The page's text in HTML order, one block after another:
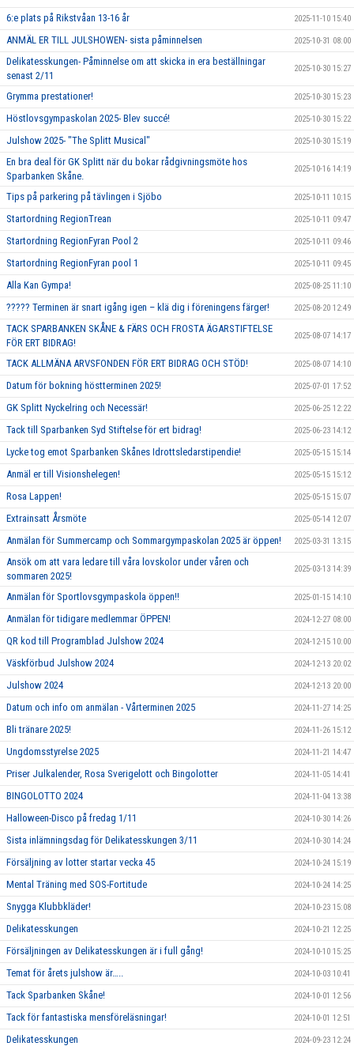
6:e plats på Rikstvåan 13-16 år 2025-11-10 15:40
ANMÄL ER TILL JULSHOWEN- sista påminnelsen 2025-10-31 08:00
Delikatesskungen- Påminnelse om att skicka in era beställningar
senast 2/11
2025-10-30 15:27
Grymma prestationer! 2025-10-30 15:23
Höstlovsgympaskolan 2025- Blev succé! 2025-10-30 15:22
Julshow 2025- "The Splitt Musical" 2025-10-30 15:19
En bra deal för GK Splitt när du bokar rådgivningsmöte hos
Sparbanken Skåne.
2025-10-16 14:19
Tips på parkering på tävlingen i Sjöbo 2025-10-11 10:15
Startordning RegionTrean 2025-10-11 09:47
Startordning RegionFyran Pool 2 2025-10-11 09:46
Startordning RegionFyran pool 1 2025-10-11 09:45
Alla Kan Gympa! 2025-08-25 11:10
????? Terminen är snart igång igen – klä dig i föreningens färger! 2025-08-20 12:49
TACK SPARBANKEN SKÅNE & FÄRS OCH FROSTA ÄGARSTIFTELSE
FÖR ERT BIDRAG!
2025-08-07 14:17
TACK ALLMÄNA ARVSFONDEN FÖR ERT BIDRAG OCH STÖD! 2025-08-07 14:10
Datum för bokning höstterminen 2025! 2025-07-01 17:52
GK Splitt Nyckelring och Necessär! 2025-06-25 12:22
Tack till Sparbanken Syd Stiftelse för ert bidrag! 2025-06-23 14:12
Lycke tog emot Sparbanken Skånes Idrottsledarstipendie! 2025-05-15 15:14
Anmäl er till Visionshelegen! 2025-05-15 15:12
Rosa Lappen! 2025-05-15 15:07
Extrainsatt Årsmöte 2025-05-14 12:07
Anmälan för Summercamp och Sommargympaskolan 2025 är öppen! 2025-03-31 13:15
Ansök om att vara ledare till våra lovskolor under våren och
sommaren 2025!
2025-03-13 14:39
Anmälan för Sportlovsgympaskola öppen!! 2025-01-15 14:10
Anmälan för tidigare medlemmar ÖPPEN! 2024-12-27 08:00
QR kod till Programblad Julshow 2024 2024-12-15 10:00
Väskförbud Julshow 2024 2024-12-13 20:02
Julshow 2024 2024-12-13 20:00
Datum och info om anmälan - Vårterminen 2025 2024-11-27 14:25
Bli tränare 2025! 2024-11-26 15:12
Ungdomsstyrelse 2025 2024-11-21 14:47
Priser Julkalender, Rosa Sverigelott och Bingolotter 2024-11-05 14:41
BINGOLOTTO 2024 2024-11-04 13:38
Halloween-Disco på fredag 1/11 2024-10-30 14:26
Sista inlämningsdag för Delikatesskungen 3/11 2024-10-30 14:24
Försäljning av lotter startar vecka 45 2024-10-24 15:19
Mental Träning med SOS-Fortitude 2024-10-24 14:25
Snygga Klubbkläder! 2024-10-23 15:08
Delikatesskungen 2024-10-21 12:25
Försäljningen av Delikatesskungen är i full gång! 2024-10-10 15:25
Temat för årets julshow är….. 2024-10-03 10:41
Tack Sparbanken Skåne! 2024-10-01 12:56
Tack för fantastiska mensföreläsningar! 2024-10-01 12:51
Delikatesskungen 2024-09-23 12:24